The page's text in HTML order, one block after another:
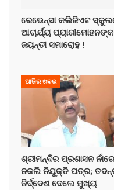
ରେଭେନ୍ସା କଲିଜିଏଟ
ଆଚାର୍ଯ୍ୟ ପ୍ୟାରୀମୋହନଙ୍କ
ଜୟନ୍ତୀ ସମାରୋହ !
ଆଜିର ଖବର
ଶ୍ରୀମନ୍ଦିର ପ୍ରଶାସନ ନାଁରେ
ନକଲି ନିଯୁକ୍ତି ପତ୍ର;
ନିର୍ଦ୍ଦେଶ ଦେଲେ ମୁଖ୍ୟ